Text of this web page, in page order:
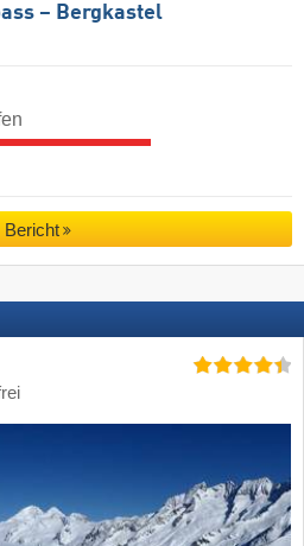
– Bergkastel
Bericht